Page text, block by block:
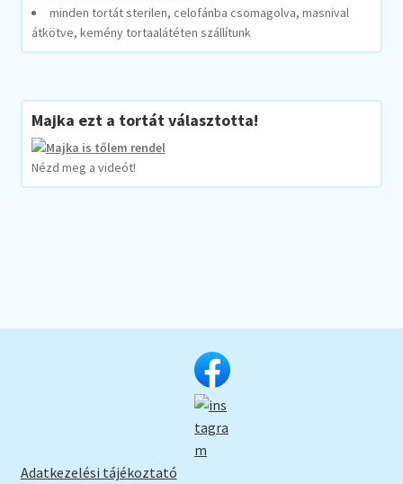
minden tortát sterilen, celofánba csomagolva, masnival
átkötve, kemény tortaalátéten szállítunk
Majka ezt a tortát választotta!
Nézd meg a videót!
Adatkezelési tájékoztató